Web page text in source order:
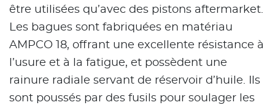
être utilisées qu’avec des pistons aftermarket.
Les bagues sont fabriquées en matériau
AMPCO 18, offrant une excellente résistance à
l’usure et à la fatigue, et possèdent une
rainure radiale servant de réservoir d’huile. Ils
sont poussés par des fusils pour soulager les